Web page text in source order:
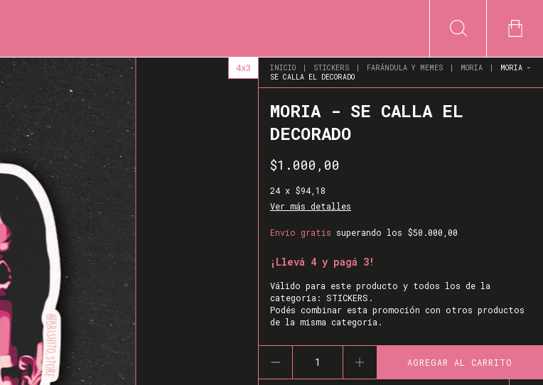
4x3 INICIO | STICKERS | FARÁNDULA Y MEMES | MORIA |
MORIA -
SE CALLA EL DECORADO
MORIA - SE CALLA EL
DECORADO
$1.000,00
24 x $94,18
Ver más detalles
Envío gratis superando los $50.000,00
¡Llevá 4 y pagá 3!
Válido para este producto y todos los de la
categoría: STICKERS.
Podés combinar esta promoción con otros productos
de la misma categoría.